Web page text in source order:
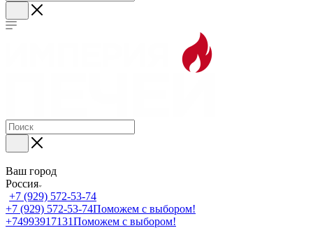
Ваш город
Россия
+7 (929) 572-53-74
+7 (929) 572-53-74Поможем с выбором!
+74993917131Поможем с выбором!